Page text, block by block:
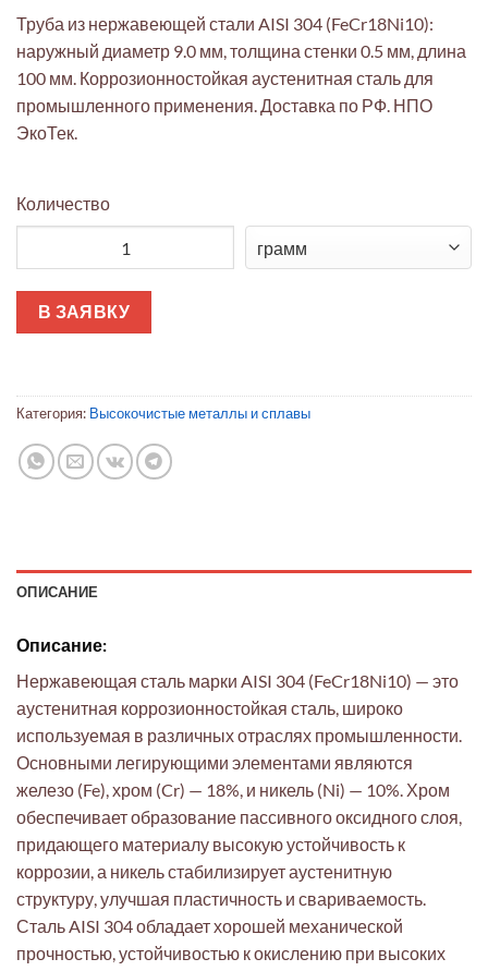
Труба из нержавеющей стали AISI 304 (FeCr18Ni10):
наружный диаметр 9.0 мм, толщина стенки 0.5 мм, длина
100 мм. Коррозионностойкая аустенитная сталь для
промышленного применения. Доставка по РФ. НПО
ЭкоТек.
Количество
В ЗАЯВКУ
Категория: Высокочистые металлы и сплавы
ОПИСАНИЕ
Описание:
Нержавеющая сталь марки AISI 304 (FeCr18Ni10) — это
аустенитная коррозионностойкая сталь, широко
используемая в различных отраслях промышленности.
Основными легирующими элементами являются
железо (Fe), хром (Cr) — 18%, и никель (Ni) — 10%. Хром
обеспечивает образование пассивного оксидного слоя,
придающего материалу высокую устойчивость к
коррозии, а никель стабилизирует аустенитную
структуру, улучшая пластичность и свариваемость.
Сталь AISI 304 обладает хорошей механической
прочностью, устойчивостью к окислению при высоких